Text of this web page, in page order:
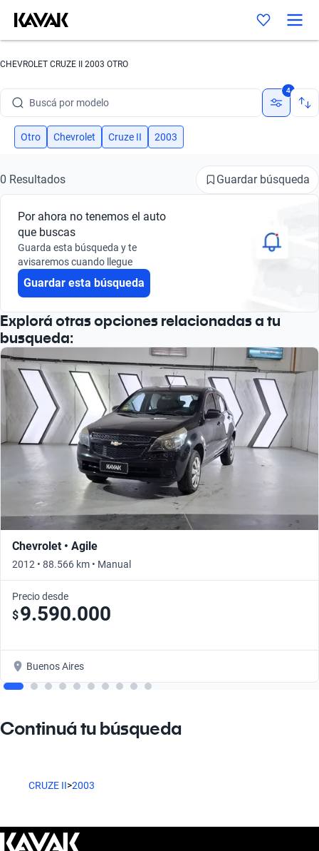
CHEVROLET CRUZE II 2003 OTRO
Buscá por modelo
Buscá por versión
Buscá por marca
Buscá por modelo
Buscá por versión
4
Otro Chevrolet Cruze II 2003
0 Resultados Guardar búsqueda
Por ahora no tenemos el auto
que buscas
Guarda esta búsqueda y te
avisaremos cuando llegue
Guardar esta búsqueda
Explorá otras opciones relacionadas a tu
busqueda:
Chevrolet • Agile
2012 • 88.566 km • Manual
Precio desde
$9.590.000
Buenos Aires
Continuá tu búsqueda
CRUZE II>2003